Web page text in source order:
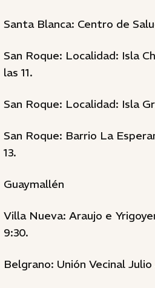
Santa Blanca: Centro de
San Roque: Localidad: Isla
las 11.
San Roque: Localidad: Isla
San Roque: Barrio La
13.
Guaymallén
Villa Nueva: Araujo e
9:30.
Belgrano: Unión Vecinal